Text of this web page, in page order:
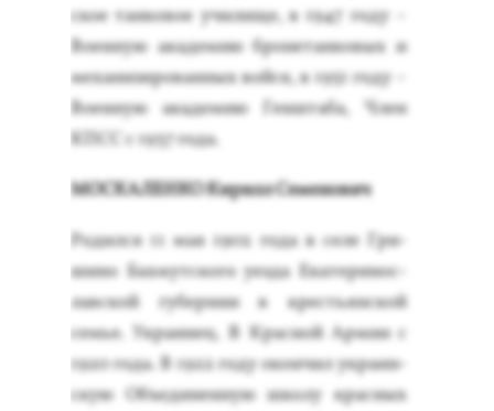
ское тан­ко­вое учи­лище, в 1947 го­ду –
Во­ен­ную ака­демию бро­нетан­ко­вых и
ме­хани­зиро­ван­ных вой­ск, в 1951 го­ду –
Во­ен­ную ака­демию Ген­шта­ба, Член
КПСС с 1937 го­да.
МОС­КА­ЛЕН­КО Ки­рилл Се­мено­вич
Ро­дил­ся 11 мая 1902 го­да в се­ле Гри­
шино Бах­мут­ско­го у­ез­да Ека­тери­нос­
лав­ской гу­бер­нии в кресть­ян­ской
семье. Ук­ра­инец. В Крас­ной Ар­мии с
1920 го­да. В 1922 го­ду окон­чил ук­ра­ин­
скую Объ­еди­нен­ную шко­лу крас­ных